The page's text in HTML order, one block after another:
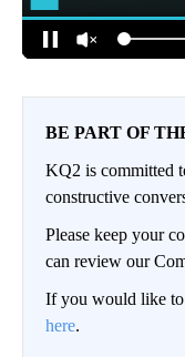
BE PART OF
KQ2 is committed
constructive
Please keep your
can review our
If you would like to
here.